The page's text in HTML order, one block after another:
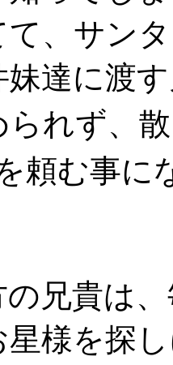
て、サン
達に渡
られず、
頼む事に
兄貴は
星様を探